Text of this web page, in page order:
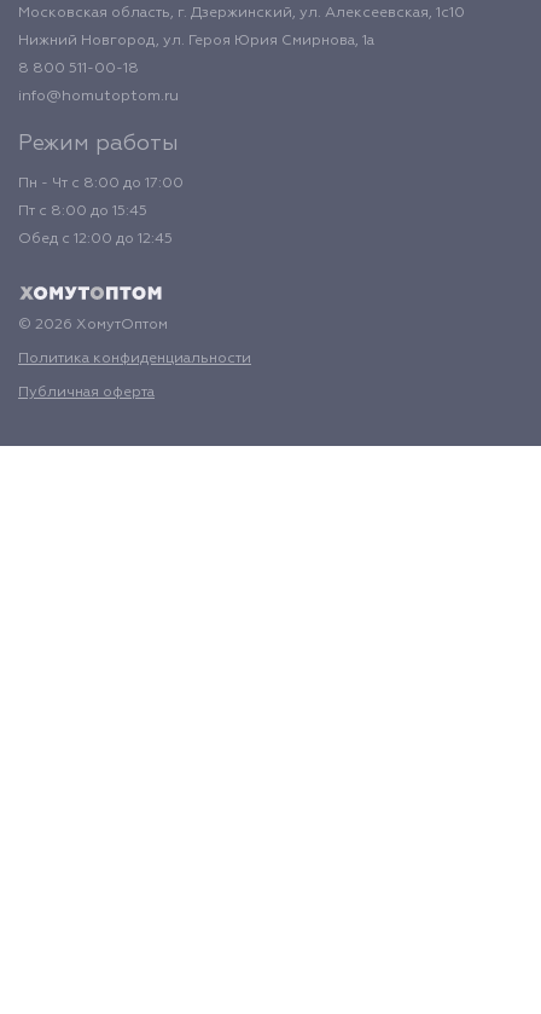
Московская область, г. Дзержинский, ул. Алексеевская, 1с10
Нижний Новгород, ул. Героя Юрия Смирнова, 1а
8 800 511-00-18
info@homutoptom.ru
Режим работы
Пн - Чт с 8:00 до 17:00
Пт с 8:00 до 15:45
Обед с 12:00 до 12:45
© 2026 ХомутОптом
Политика конфиденциальности
Публичная оферта